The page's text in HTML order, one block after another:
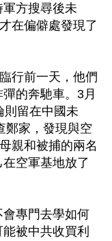
方搜尋後未
在偏僻處發現了
行前一天，他們
的奔馳車。3月
則留在中國未
鄭家，發現與空
親和被捕的兩名
空軍基地放了
專門去學如何
被中共收買利